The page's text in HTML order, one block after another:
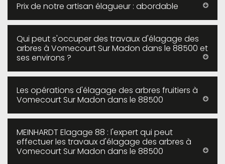
Prix de notre artisan élagueur : abordable
Qui peut s'occuper des travaux d'élagage des
arbres à Vomecourt Sur Madon dans le 88500 et
ses environs ?
Les opérations d'élagage des arbres fruitiers à
Vomecourt Sur Madon dans le 88500
MEINHARDT Elagage 88 : l'expert qui peut
effectuer les travaux d'élagage des arbres à
Vomecourt Sur Madon dans le 88500